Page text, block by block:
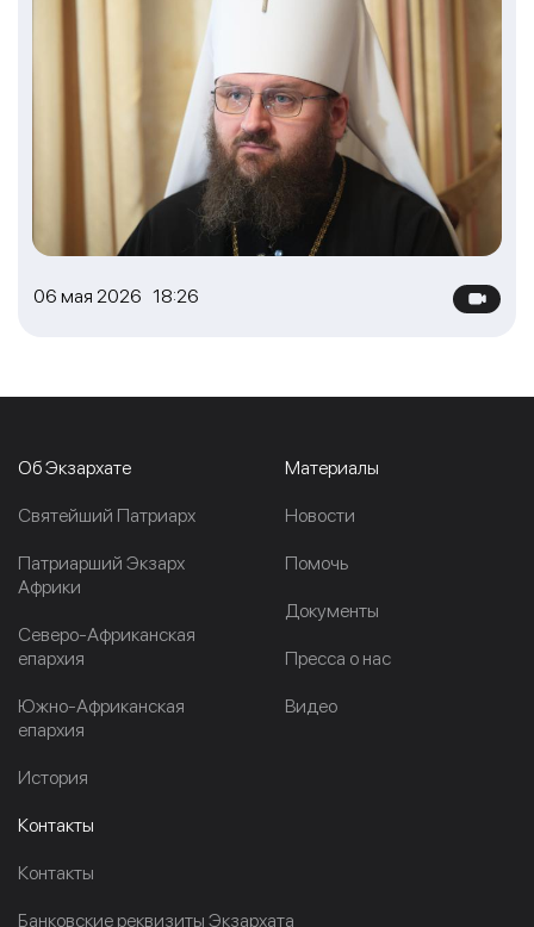
06 мая 2026 18:26
Об Экзархате
Cвятейший Патриарх
Патриарший Экзарх
Африки
Северо-Африканская
епархия
Южно-Африканская
епархия
История
Материалы
Новости
Помочь
Документы
Пресса о нас
Видео
Контакты
Контакты
Банковские реквизиты Экзархата